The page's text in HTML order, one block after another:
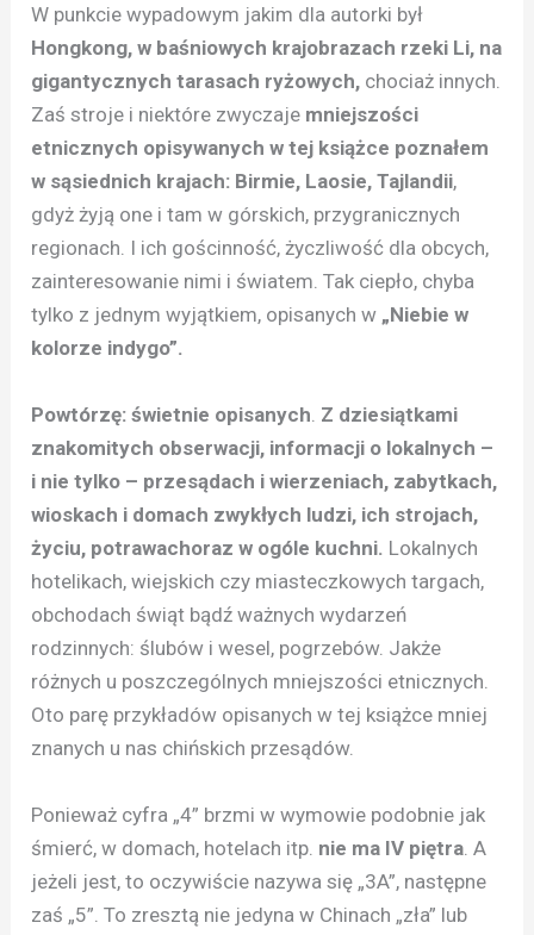
W punkcie wypadowym jakim dla autorki był
Hongkong, w baśniowych krajobrazach rzeki Li, na
gigantycznych tarasach ryżowych, chociaż innych.
Zaś stroje i niektóre zwyczaje mniejszości
etnicznych opisywanych w tej książce poznałem
w sąsiednich krajach: Birmie, Laosie, Tajlandii,
gdyż żyją one i tam w górskich, przygranicznych
regionach. I ich gościnność, życzliwość dla obcych,
zainteresowanie nimi i światem. Tak ciepło, chyba
tylko z jednym wyjątkiem, opisanych w „Niebie w
kolorze indygo”.
Powtórzę: świetnie opisanych. Z dziesiątkami
znakomitych obserwacji, informacji o lokalnych –
i nie tylko – przesądach i wierzeniach, zabytkach,
wioskach i domach zwykłych ludzi, ich strojach,
życiu, potrawachoraz w ogóle kuchni. Lokalnych
hotelikach, wiejskich czy miasteczkowych targach,
obchodach świąt bądź ważnych wydarzeń
rodzinnych: ślubów i wesel, pogrzebów. Jakże
różnych u poszczególnych mniejszości etnicznych.
Oto parę przykładów opisanych w tej książce mniej
znanych u nas chińskich przesądów.
Ponieważ cyfra „4” brzmi w wymowie podobnie jak
śmierć, w domach, hotelach itp. nie ma IV piętra. A
jeżeli jest, to oczywiście nazywa się „3A”, następne
zaś „5”. To zresztą nie jedyna w Chinach „zła” lub